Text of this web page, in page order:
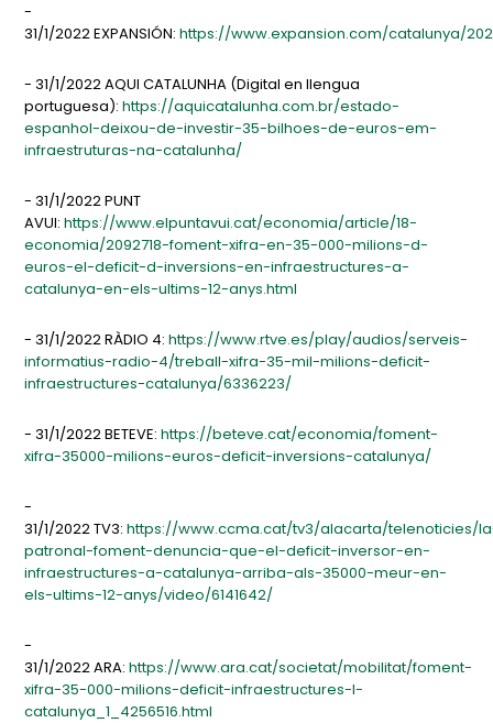
-
31/1/2022 EXPANSIÓN:https://www.expansion.com/catalunya/
- 31/1/2022 AQUI CATALUNHA (Digital en llengua
portuguesa):https://aquicatalunha.com.br/estado-
espanhol-deixou-de-investir-35-bilhoes-de-euros-em-
infraestruturas-na-catalunha/
- 31/1/2022 PUNT
AVUI:https://www.elpuntavui.cat/economia/article/18-
economia/2092718-foment-xifra-en-35-000-milions-d-
euros-el-deficit-d-inversions-en-infraestructures-a-
catalunya-en-els-ultims-12-anys.html
- 31/1/2022 RÀDIO 4:https://www.rtve.es/play/audios/serveis-
informatius-radio-4/treball-xifra-35-mil-milions-deficit-
infraestructures-catalunya/6336223/
- 31/1/2022 BETEVE:https://beteve.cat/economia/foment-
xifra-35000-milions-euros-deficit-inversions-catalunya/
-
31/1/2022 TV3:https://www.ccma.cat/tv3/alacarta/telenoticies/
patronal-foment-denuncia-que-el-deficit-inversor-en-
infraestructures-a-catalunya-arriba-als-35000-meur-en-
els-ultims-12-anys/video/6141642/
-
31/1/2022 ARA:https://www.ara.cat/societat/mobilitat/foment-
xifra-35-000-milions-deficit-infraestructures-l-
catalunya_1_4256516.html